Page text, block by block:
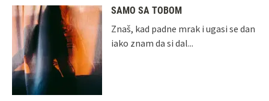
SAMO SA TOBOM
Znaš, kad padne mrak i ugasi se dan
iako znam da si dal...